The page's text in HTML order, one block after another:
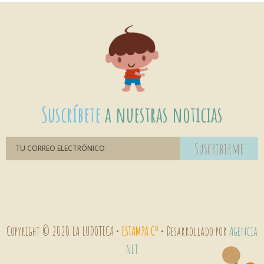
Suscríbetea nuestras noticias
Suscribirme
Copyright © 2020 LA LUDOTECA • ESTAMPA Cº • Desarrollado porAgencia
NET